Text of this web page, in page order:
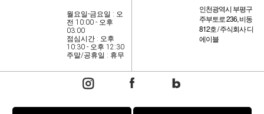
월요일-금요일 : 오
전 10:00 - 오후
03:00
점심시간 : 오후
10:30 - 오후 12:30
주말/공휴일 : 휴무
인천광역시 부평구
주부토로 236, 비동
812호 / 주식회사 디
에이블